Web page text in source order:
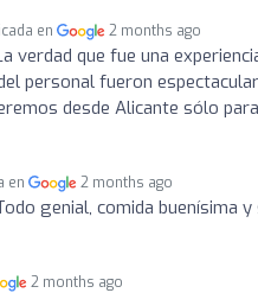
en 2 months ago
verdad que fue una
personal fueron
desde Alicante sólo
en 2 months ago
genial, comida buenísima
2 months ago